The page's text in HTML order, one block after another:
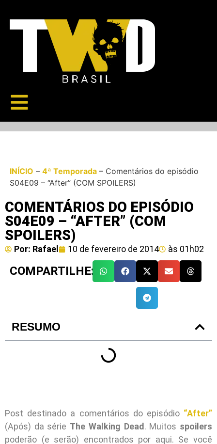
INÍCIO – 4ª Temporada – Comentários do episódio
S04E09 – “After” (COM SPOILERS)
COMENTÁRIOS DO EPISÓDIO
S04E09 – “AFTER” (COM
SPOILERS)
Por: Rafael 10 de fevereiro de 2014 às 01h02
COMPARTILHE:
RESUMO
Post destinado a comentários do episódio “After”
(Após) da série The Walking Dead. Muitos spoilers
poderão (e serão) encontrados por aqui. Se você